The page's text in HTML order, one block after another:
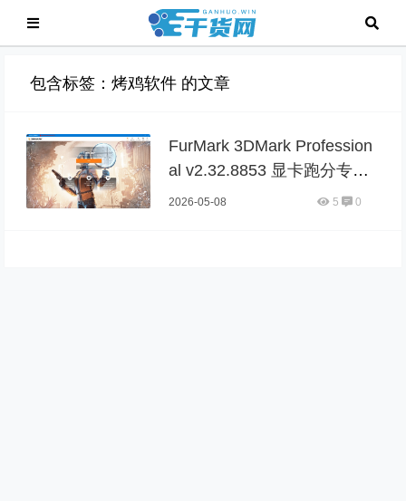
包含标签：烤鸡软件 的文章
FurMark 3DMark Profession
al v2.32.8853 显卡跑分专业
版注册
2026-05-08 5 0